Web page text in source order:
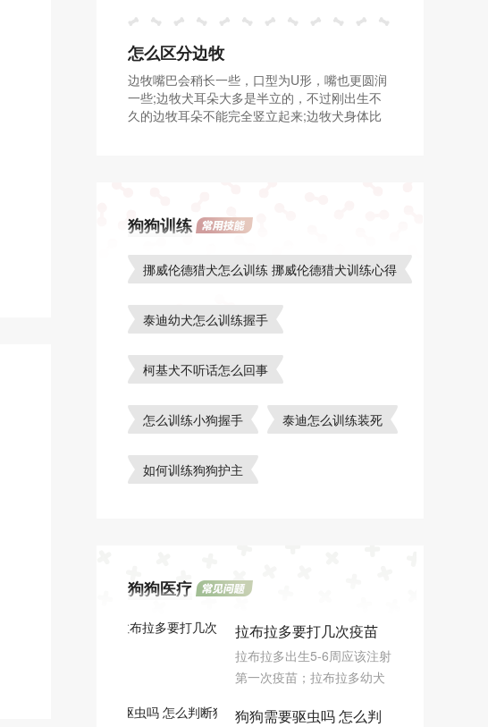
怎么区分边牧
边牧嘴巴会稍长一些，口型为U形，嘴也更圆润
一些;边牧犬耳朵大多是半立的，不过刚出生不
久的边牧耳朵不能完全竖立起来;边牧犬身体比
狗狗训练
挪威伦德猎犬怎么训练 挪威伦德猎犬训练心得
泰迪幼犬怎么训练握手
柯基犬不听话怎么回事
怎么训练小狗握手 泰迪怎么训练装死
如何训练狗狗护主
狗狗医疗
拉布拉多要打几次疫苗
拉布拉多出生5-6周应该注射
第一次疫苗；拉布拉多幼犬
打疫苗；第三次打疫苗时间
狗狗需要驱虫吗 怎么判